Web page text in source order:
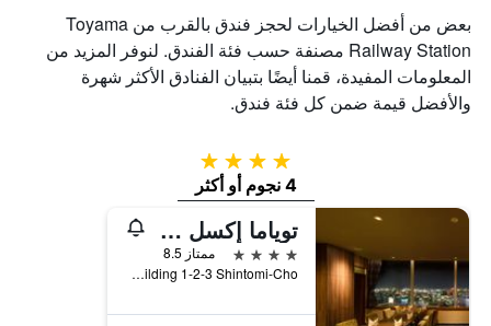
بعض من أفضل الخيارات لحجز فندق بالقرب من Toyama
Railway Station مصنفة حسب فئة الفندق. لنوفر المزيد من
المعلومات المفيدة، قمنا أيضًا بتبيان الفنادق الأكثر شهرة
والأفضل قيمة ضمن كل فئة فندق.
4 نجوم
4 نجوم أو أكثر
توياما إكسل هوتل طوكيو
4 نجوم
ممتاز 8.5
Cic Building 1-2-3 Shintomi-Cho, توياما, اليابان